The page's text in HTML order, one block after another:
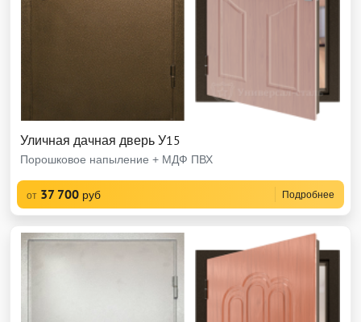
Уличная дачная дверь У15
Порошковое напыление + МДФ ПВХ
от 37 700 руб Подробнее